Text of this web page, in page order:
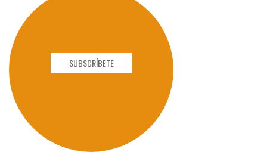
SUBSCRÍBETE